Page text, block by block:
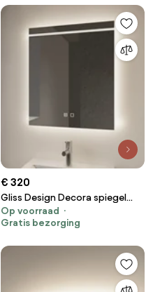
€ 320
Gliss Design Decora spiegel
met LED-verlichting en
verwarming 70x70cm
Op voorraad
Gratis bezorging